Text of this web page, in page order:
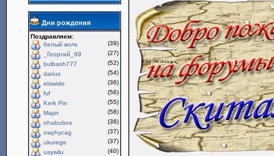
Дни рождения
Поздравляем:
белый волк
(39)
_Георгий_99
(27)
bulbash777
(52)
darius
(54)
ebiwide
(36)
fvf
(56)
Kerk Pirr
(55)
Major
(58)
ohabubos
(38)
owyhycag
(37)
ukurege
(37)
usywilu
(40)